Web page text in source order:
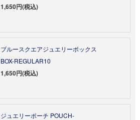
1,650円(税込)
ブルースクエアジュエリーボックス
BOX-REGULAR10
1,650円(税込)
ジュエリーポーチ POUCH-